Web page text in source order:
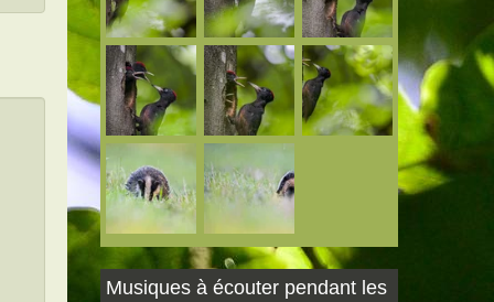
Musiques à écouter pendant les